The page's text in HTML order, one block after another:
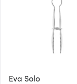
Eva Solo